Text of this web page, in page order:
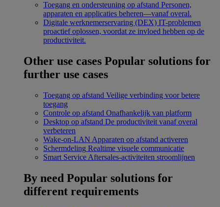
Toegang en ondersteuning op afstand Personen,
apparaten en applicaties beheren—vanaf overal.
Digitale werknemerservaring (DEX) IT-problemen
proactief oplossen, voordat ze invloed hebben op de
productiviteit.
Other use cases Popular solutions for
further use cases
Toegang op afstand Veilige verbinding voor betere
toegang
Controle op afstand Onafhankelijk van platform
Desktop op afstand De productiviteit vanaf overal
verbeteren
Wake-on-LAN Apparaten op afstand activeren
Schermdeling Realtime visuele communicatie
Smart Service Aftersales-activiteiten stroomlijnen
By need Popular solutions for
different requirements